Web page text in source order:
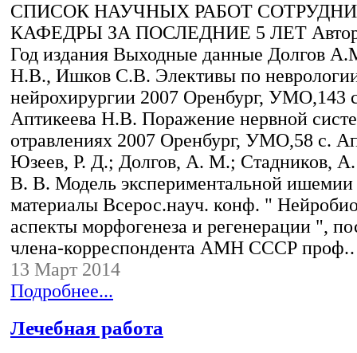
СПИСОК НАУЧНЫХ РАБОТ
КАФЕДРЫ ЗА ПОСЛЕДНИЕ 5 ЛЕТ
Год издания Выходные данные Долгов
Н.В., Ишков С.В. Элективы по
нейрохирургии 2007 Оренбург, УМО,143
Аптикеева Н.В. Поражение нервной
отравлениях 2007 Оренбург, УМО,58 с.
Юзеев, Р. Д.; Долгов, А. М.; Стадников,
В. В. Модель экспериментальной ишемии
материалы Всерос.науч. конф. "
аспекты морфогенеза и регенерации ",
члена-корреспондента АМН СССР
13 Март 2014
Подробнее...
Лечебная работа